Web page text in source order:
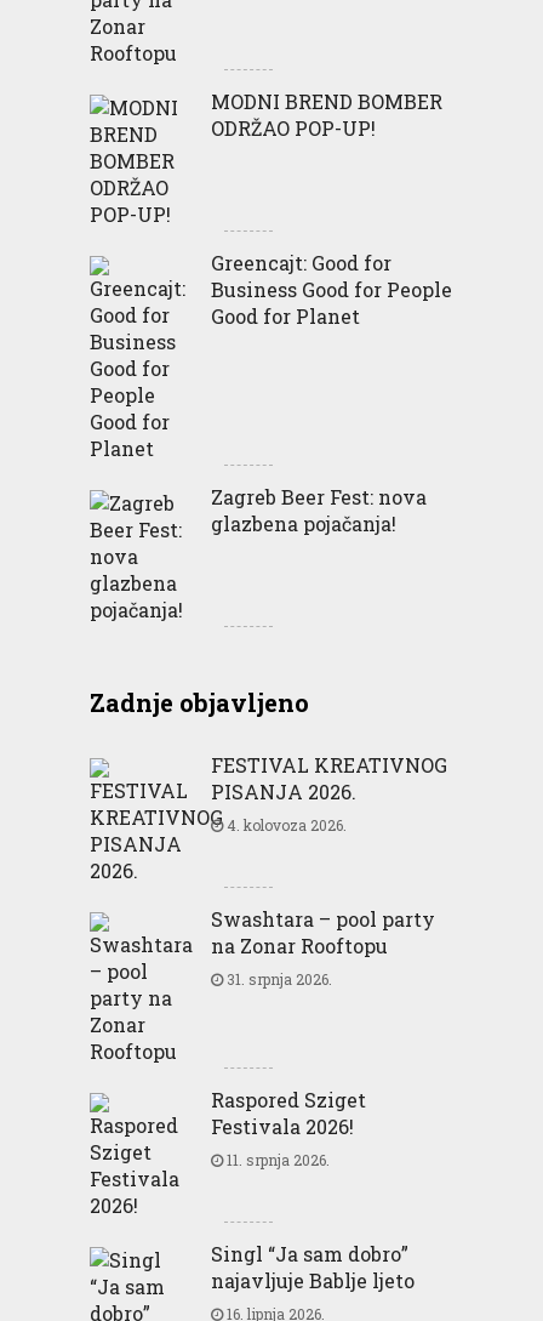
MODNI BREND BOMBER
ODRŽAO POP-UP!
Greencajt: Good for
Business Good for People
Good for Planet
Zagreb Beer Fest: nova
glazbena pojačanja!
Zadnje objavljeno
FESTIVAL KREATIVNOG
PISANJA 2026.
4. kolovoza 2026.
Swashtara – pool party
na Zonar Rooftopu
31. srpnja 2026.
Raspored Sziget
Festivala 2026!
11. srpnja 2026.
Singl “Ja sam dobro”
najavljuje Bablje ljeto
16. lipnja 2026.